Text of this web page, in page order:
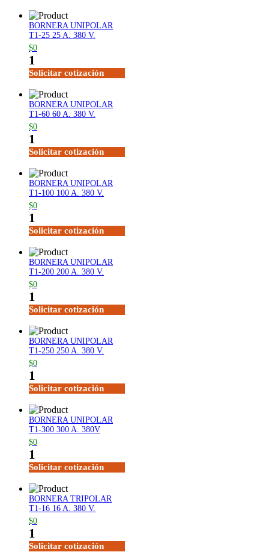
BORNERA UNIPOLAR
T1-25 25 A. 380 V.
$0
1
Solicitar cotización
BORNERA UNIPOLAR
T1-60 60 A. 380 V.
$0
1
Solicitar cotización
BORNERA UNIPOLAR
T1-100 100 A. 380 V.
$0
1
Solicitar cotización
BORNERA UNIPOLAR
T1-200 200 A. 380 V.
$0
1
Solicitar cotización
BORNERA UNIPOLAR
T1-250 250 A. 380 V.
$0
1
Solicitar cotización
BORNERA UNIPOLAR
T1-300 300 A. 380V
$0
1
Solicitar cotización
BORNERA TRIPOLAR
T1-16 16 A. 380 V.
$0
1
Solicitar cotización